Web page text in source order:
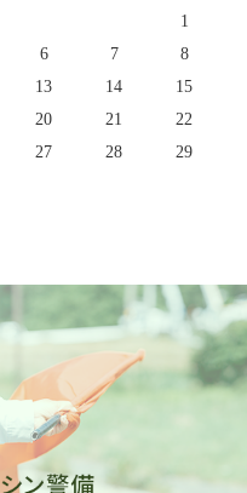
1
6 7
8
13 14
15
20 21
22
27 28
29